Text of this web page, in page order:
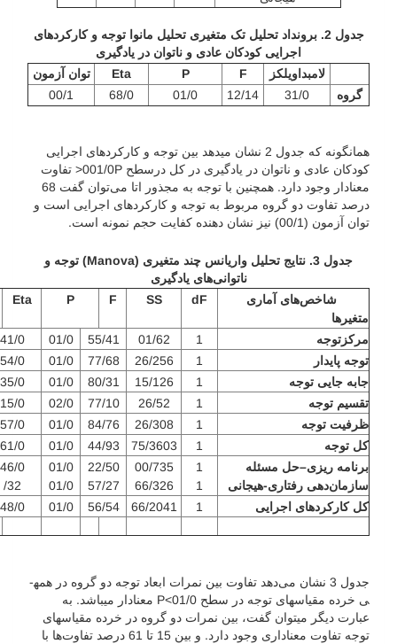
جدول 2. برونداد تحلیل تک متغیری تحلیل مانوا توجه و کارکردهای
اجرایی کودکان عادی و ناتوان در یادگیری
لامبداویلکز
F
P
Eta
توان آزمون
گروه
31/0
12/14
01/0
68/0
00/1
همان­گونه که جدول 2 نشان می­دهد بین توجه و کارکردهای اجرایی
کودکان عادی و ناتوان در یادگیری در کل درسطح 001/0P< تفاوت
معنادار وجود دارد. همچنین با توجه به مجذور اتا می‌توان گفت 68
درصد تفاوت دو گروه مربوط به توجه و کارکردهای اجرایی است و
توان آزمون (00/1) نیز نشان دهنده کفایت حجم نمونه است.
جدول 3. نتایج تحلیل واریانس چند متغیری ( Manova) توجه و
ناتوانی‌های یادگیری
شاخص‌های آماری
متغیرها
dF
SS
F
P
Eta
مرکزتوجه 1
01/62
55/41
01/0
41/0
توجه پایدار
1
26/256
77/68
01/0
54/0
جابه جایی توجه
1
15/126
80/31
01/0
35/0
تقسیم توجه
1
26/52
77/10
02/0
15/0
ظرفیت توجه
1
26/308
84/76
01/0
57/0
کل توجه
1
75/3603
44/93
01/0
61/0
برنامه ریزی–حل مسئله
سازمان‌دهی رفتاری-هیجانی
1
1
00/735
66/326
22/50
57/27
01/0
01/0
46/0
32/
کل کارکردهای اجرایی
1
66/2041
56/54
01/0
48/0
جدول 3 نشان می‌دهد تفاوت بین نمرات ابعاد توجه دو گروه در همه­
ی خرده مقیاس­های توجه در سطح 01/0>P معنادار می­باشد. به
عبارت دیگر می­توان گفت، بین نمرات دو گروه در خرده مقیاس­های
توجه تفاوت معناداری وجود دارد. و بین 15 تا 61 درصد تفاوت‌ها با